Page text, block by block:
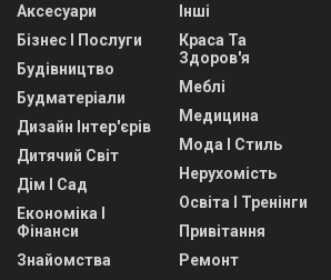
Аксесуари
Бізнес І Послуги
Будівництво
Будматеріали
Дизайн Інтер'єрів
Дитячий Світ
Дім І Сад
Економіка І
Фінанси
Знайомства
Інші
Краса Та
Здоров'я
Меблі
Медицина
Мода І Стиль
Нерухомість
Освіта І Тренінги
Привітання
Ремонт